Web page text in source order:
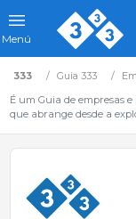
Menú
333 Guia 333
É um Guia de empresas
que abrange desde a